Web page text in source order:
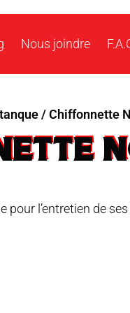
Nous joindre
/ Chiffonnette
pour l’entretien de